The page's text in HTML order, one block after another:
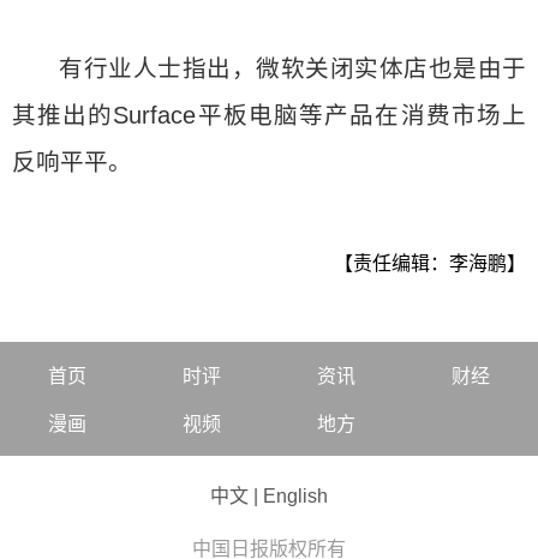
有行业人士指出，微软关闭实体店也是由于
其推出的Surface平板电脑等产品在消费市场上
反响平平。
【责任编辑：李海鹏】
首页 时评 资讯 财经
漫画 视频 地方
中文 English
中国日报版权所有